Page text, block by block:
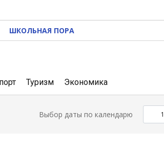
ШКОЛЬНАЯ ПОРА
Туризм Экономика
Выбор даты по календарю